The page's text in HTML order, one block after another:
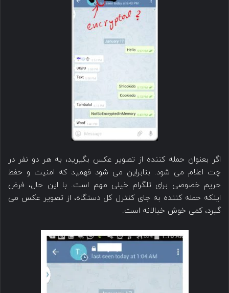
اگر بعنوان حمله کننده از تصویر عکس بگیرید، به هر دو نفر در
چت اعلام می شود. بنابراین می شود فهمید که امنیت و حفط
حریم خصوصی برای تلگرام خیلی مهم است. با این حال، فرض
اینکه حمله کننده به جای کنترل کل دستگاه، از تصویر عکس می
گیرد، کمی خوش خیالانه است.